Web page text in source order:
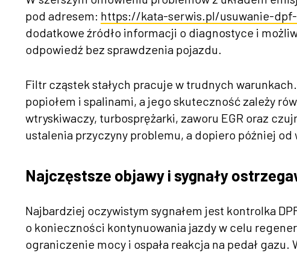
pod adresem: https://kata-serwis.pl/usuwanie-
dodatkowe źródło informacji o diagnostyce i
odpowiedź bez sprawdzenia pojazdu.
Filtr cząstek stałych pracuje w trudnych
popiołem i spalinami, a jego skuteczność zależy
wtryskiwaczy, turbosprężarki, zaworu EGR oraz
ustalenia przyczyny problemu, a dopiero później od
Najczęstsze objawy i sygnały
Najbardziej oczywistym sygnałem jest kontrolka
o konieczności kontynuowania jazdy w celu
ograniczenie mocy i ospała reakcja na pedał